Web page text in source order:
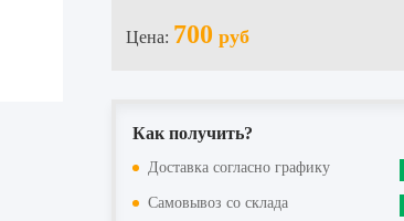
Цена: 700 руб
Как получить?
Доставка согласно графику
Самовывоз со склада